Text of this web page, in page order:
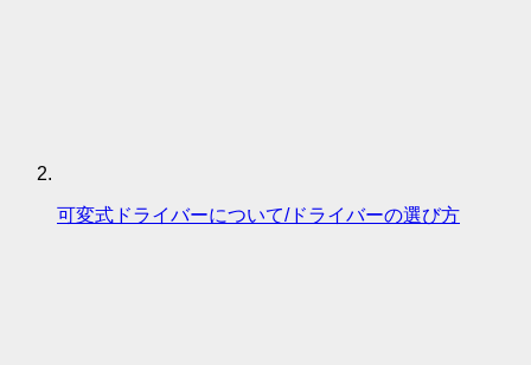
可変式ドライバーについて/ドライバーの選び方